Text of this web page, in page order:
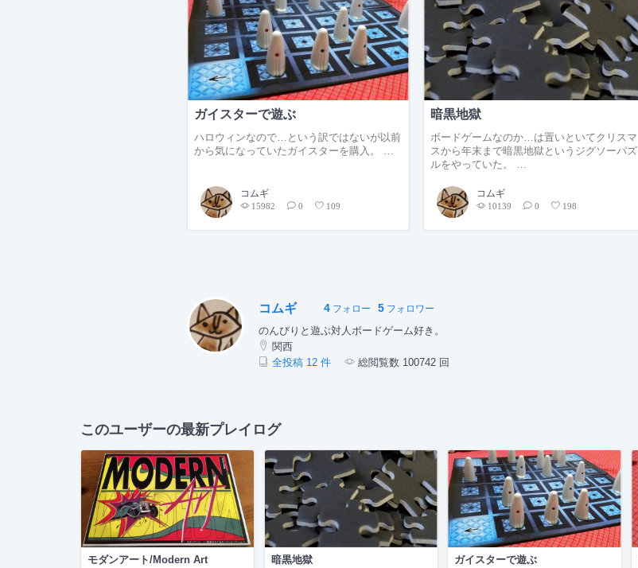
ガイスターで遊ぶ
ハロウィンなので…という訳ではないが以前
から気になっていたガイスターを購入。 …
コムギ
15982 0 109
暗黒地獄
ボードゲームなのか…は置いといてクリスマ
スから年末まで暗黒地獄というジグソーパズ
ルをやっていた。 …
コムギ
10139 0 198
コムギ 4 フォロー 5 フォロワー
のんびりと遊ぶ対人ボードゲーム好き。
関西
全投稿 12 件
総閲覧数 100742 回
このユーザーの最新プレイログ
モダンアート/Modern Art 暗黒地獄 ガイスターで遊ぶ